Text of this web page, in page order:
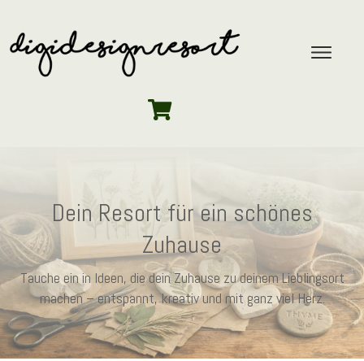
Dein Resort für ein schönes
Zuhause
Tauche ein in Ideen, die dein Zuhause zu deinem Lieblingsort
machen – entspannt, kreativ und mit ganz viel Herz.